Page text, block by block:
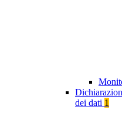
dei dati 1